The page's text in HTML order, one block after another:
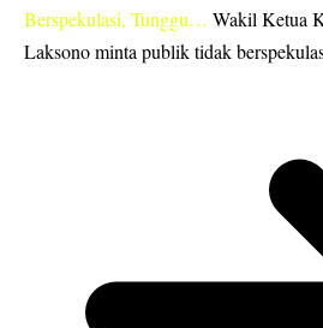
Berspekulasi, Tunggu… Wakil Ketua
Laksono minta publik tidak